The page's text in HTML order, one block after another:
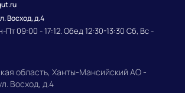
Восход, д.4
09:00 - 17:12. Обед 12:30-13:30 Сб, Вс -
область, Ханты-Мансийский АО -
Восход, д.4